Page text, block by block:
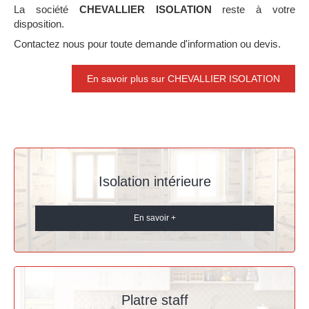
La société CHEVALLIER ISOLATION reste à votre
disposition.
Contactez nous pour toute demande d'information ou devis.
En savoir plus sur CHEVALLIER ISOLATION
Isolation intérieure
En savoir +
Platre staff